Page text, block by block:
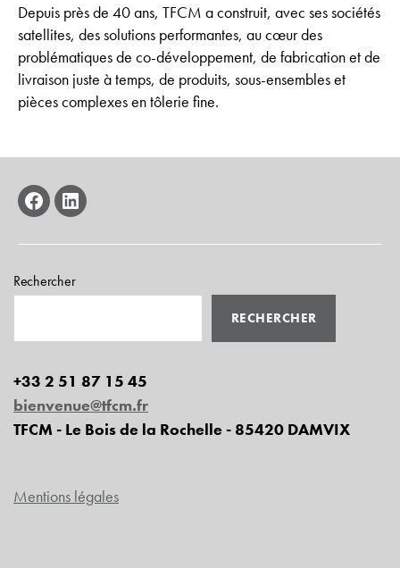
Depuis près de 40 ans, TFCM a construit, avec ses sociétés
satellites, des solutions performantes, au cœur des
problématiques de co-développement, de fabrication et de
livraison juste à temps, de produits, sous-ensembles et
pièces complexes en tôlerie fine.
facebooklinkedin
Rechercher
RECHERCHER
+33 2 51 87 15 45
bienvenue@tfcm.fr
TFCM - Le Bois de la Rochelle - 85420 DAMVIX
Mentions légales